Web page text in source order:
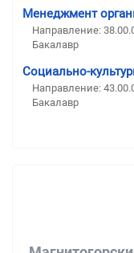
Менеджмент
Направление:
Бакалавр
Социально-
Направление:
Бакалавр